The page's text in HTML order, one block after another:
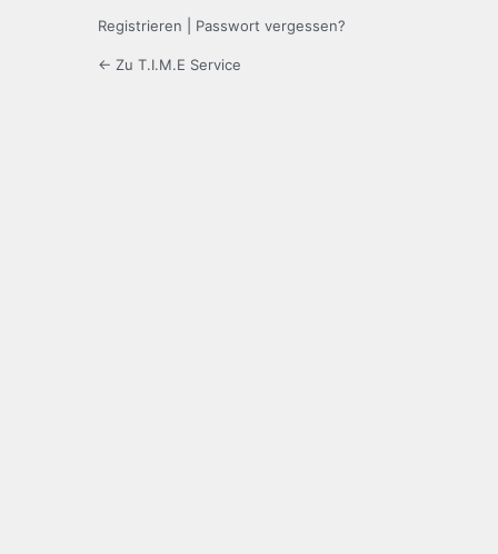
Registrieren Passwort vergessen?
← Zu T.I.M.E Service